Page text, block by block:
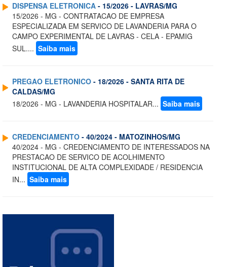
DISPENSA ELETRONICA - 15/2026 - LAVRAS/MG
15/2026 - MG - CONTRATACAO DE EMPRESA
ESPECIALIZADA EM SERVICO DE LAVANDERIA PARA O
CAMPO EXPERIMENTAL DE LAVRAS - CELA - EPAMIG
SUL.... Saiba mais
PREGAO ELETRONICO - 18/2026 - SANTA RITA DE
CALDAS/MG
18/2026 - MG - LAVANDERIA HOSPITALAR... Saiba mais
CREDENCIAMENTO - 40/2024 - MATOZINHOS/MG
40/2024 - MG - CREDENCIAMENTO DE INTERESSADOS NA
PRESTACAO DE SERVICO DE ACOLHIMENTO
INSTITUCIONAL DE ALTA COMPLEXIDADE / RESIDENCIA
IN... Saiba mais